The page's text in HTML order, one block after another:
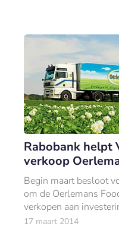
Rabobank helpt
verkoop
Begin maart besloot
om de Oerlemans
verkopen aan
H2 Equity Partners.
17 maart 2014